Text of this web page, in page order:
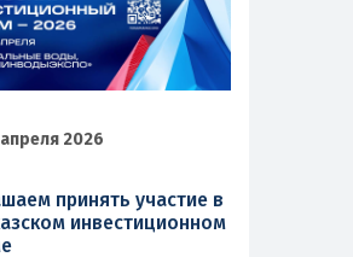
2026
принять участие в
инвестиционном